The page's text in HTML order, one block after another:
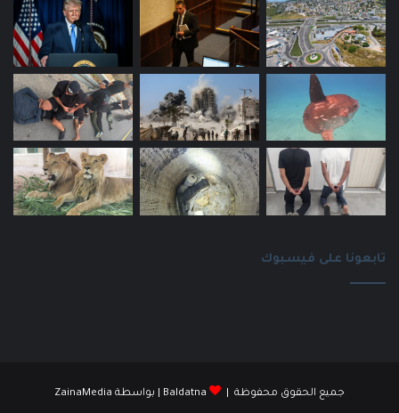
تابعونا على فيسبوك
جميع الحقوق محفوظة | Baldatna | بواسطة ZainaMedia